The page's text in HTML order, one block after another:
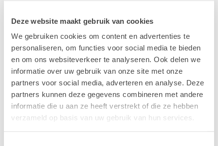
Deze website maakt gebruik van cookies
We gebruiken cookies om content en advertenties te
personaliseren, om functies voor social media te bieden
en om ons websiteverkeer te analyseren. Ook delen we
informatie over uw gebruik van onze site met onze
partners voor social media, adverteren en analyse. Deze
partners kunnen deze gegevens combineren met andere
informatie die u aan ze heeft verstrekt of die ze hebben
verzameld op basis van uw gebruik van hun services.
Opleiding:Bsc. Mälardalen University,
Executive Development Program, ESMT
Achtergrond:Meer dan 15 jaar bij Volvo
leidende functies, waaronder Global
Director Attachments en Director
Marketing for Sales Regio EMEA. Van
voor Linde Material Handling in Zweden.
Mobiel: +46 70 261 98 11